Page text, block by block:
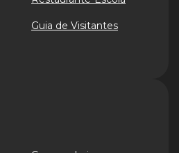
Guia de Visitantes